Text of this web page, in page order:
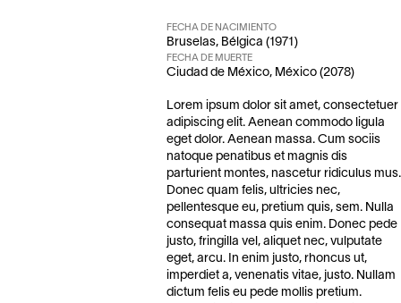
FECHA DE NACIMIENTO
Bruselas, Bélgica (1971)
FECHA DE MUERTE
Ciudad de México, México (2078)
Lorem ipsum dolor sit amet, consectetuer
adipiscing elit. Aenean commodo ligula
eget dolor. Aenean massa. Cum sociis
natoque penatibus et magnis dis
parturient montes, nascetur ridiculus mus.
Donec quam felis, ultricies nec,
pellentesque eu, pretium quis, sem. Nulla
consequat massa quis enim. Donec pede
justo, fringilla vel, aliquet nec, vulputate
eget, arcu. In enim justo, rhoncus ut,
imperdiet a, venenatis vitae, justo. Nullam
dictum felis eu pede mollis pretium.